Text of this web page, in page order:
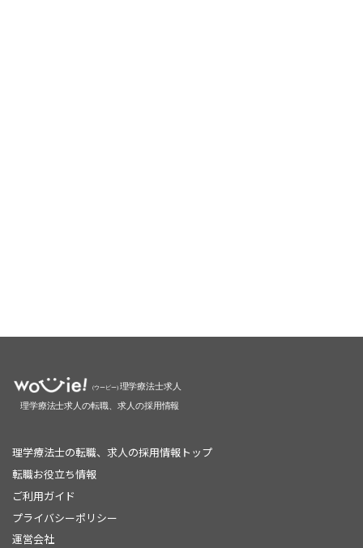
理学療法士の転職、求人の採用情報トップ
転職お役立ち情報
ご利用ガイド
プライバシーポリシー
運営会社